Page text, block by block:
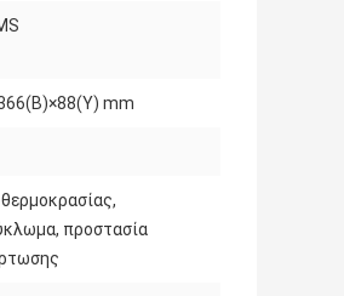
mm
προστασία